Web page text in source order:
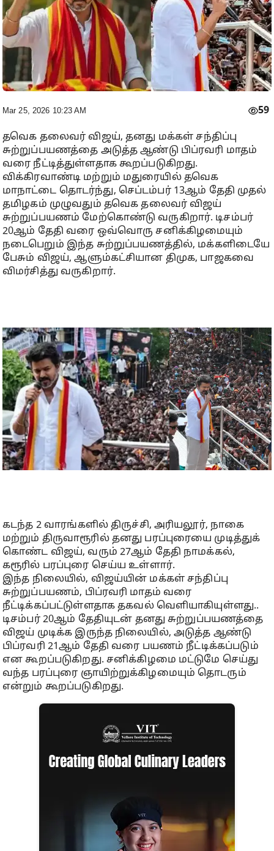
Mar 25, 2026 10:23 AM 59
தவெக தலைவர் விஜய், தனது மக்கள் சந்திப்பு
சுற்றுப்பயணத்தை அடுத்த ஆண்டு பிப்ரவரி மாதம்
வரை நீட்டித்துள்ளதாக கூறப்படுகிறது.
விக்கிரவாண்டி மற்றும் மதுரையில் தவெக
மாநாட்டை தொடர்ந்து, செப்டம்பர் 13ஆம் தேதி முதல்
தமிழகம் முழுவதும் தவெக தலைவர் விஜய்
சுற்றுப்பயணம் மேற்கொண்டு வருகிறார். டிசம்பர்
20ஆம் தேதி வரை ஒவ்வொரு சனிக்கிழமையும்
நடைபெறும் இந்த சுற்றுப்பயணத்தில், மக்களிடையே
பேசும் விஜய், ஆளும்கட்சியான திமுக, பாஜகவை
விமர்சித்து வருகிறார்.
கடந்த 2 வாரங்களில் திருச்சி, அரியலூர், நாகை
மற்றும் திருவாரூரில் தனது பரப்புரையை முடித்துக்
கொண்ட விஜய், வரும் 27ஆம் தேதி நாமக்கல்,
கரூரில் பரப்புரை செய்ய உள்ளார்.
இந்த நிலையில், விஜய்யின் மக்கள் சந்திப்பு
சுற்றுப்பயணம், பிப்ரவரி மாதம் வரை
நீட்டிக்கப்பட்டுள்ளதாக தகவல் வெளியாகியுள்ளது..
டிசம்பர் 20ஆம் தேதியுடன் தனது சுற்றுப்பயணத்தை
விஜய் முடிக்க இருந்த நிலையில், அடுத்த ஆண்டு
பிப்ரவரி 21ஆம் தேதி வரை பயணம் நீட்டிக்கப்படும்
என கூறப்படுகிறது. சனிக்கிழமை மட்டுமே செய்து
வந்த பரப்புரை ஞாயிற்றுக்கிழமையும் தொடரும்
என்றும் கூறப்படுகிறது.